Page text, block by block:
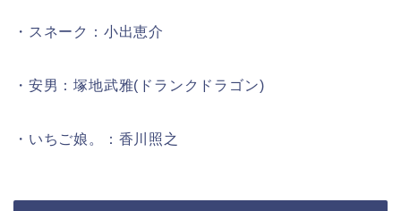
・スネーク：小出恵介
・安男：塚地武雅(ドランクドラゴン)
・いちご娘。：香川照之